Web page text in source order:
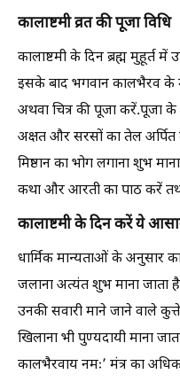
कालाष्टमी व्रत की पूजा विधि
कालाष्टमी के दिन ब्रह्म मुहूर्त
इसके बाद भगवान कालभैरव के
अथवा चित्र की पूजा करें.पूजा
अक्षत और सरसों का तेल अर्पित
मिष्ठान का भोग लगाना शुभ
कथा और आरती का पाठ करें
कालाष्टमी के दिन करें ये
धार्मिक मान्यताओं के अनुसार
जलाना अत्यंत शुभ माना जाता
उनकी सवारी माने जाने वाले
खिलाना भी पुण्यदायी माना
कालभैरवाय नमः’ मंत्र का